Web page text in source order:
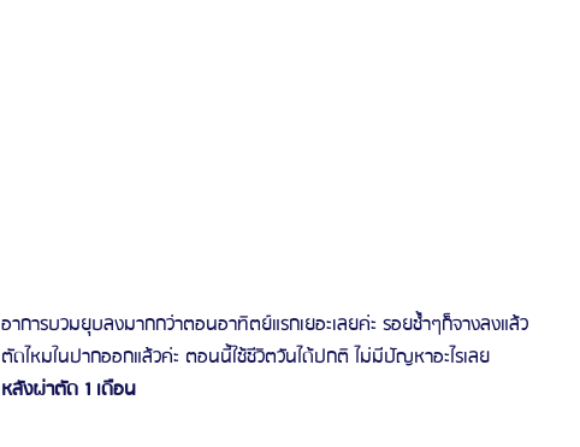
อาการบวมยุบลงมากกว่าตอนอาทิตย์แรกเยอะเลยค่ะ รอยช้ำๆก็จางลงแล้ว
ตัดไหมในปากออกแล้วค่ะ ตอนนี้ใช้ชีวิตวันได้ปกติ ไม่มีปัญหาอะไรเลย
หลังผ่าตัด 1 เดือน